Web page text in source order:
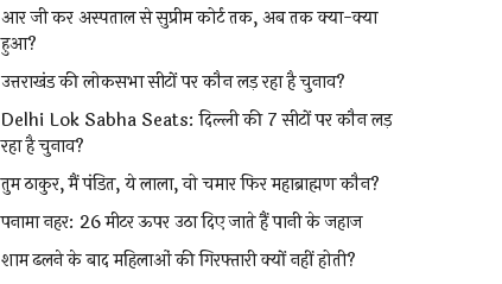
आर जी कर अस्पताल से सुप्रीम कोर्ट तक, अब तक क्या-क्या
हुआ?
उत्तराखंड की लोकसभा सीटों पर कौन लड़ रहा है चुनाव?
Delhi Lok Sabha Seats: दिल्ली की 7 सीटों पर कौन लड़
रहा है चुनाव?
तुम ठाकुर, मैं पंडित, ये लाला, वो चमार फिर महाब्राह्मण कौन?
पनामा नहर: 26 मीटर ऊपर उठा दिए जाते हैं पानी के जहाज
शाम ढलने के बाद महिलाओं की गिरफ्तारी क्यों नहीं होती?